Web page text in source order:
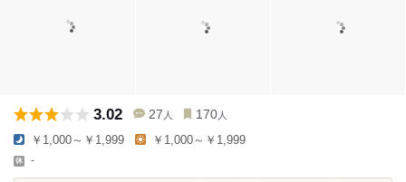
3.02 27 人 170 人
￥1,000～￥1,999 ￥1,000～￥1,999
-